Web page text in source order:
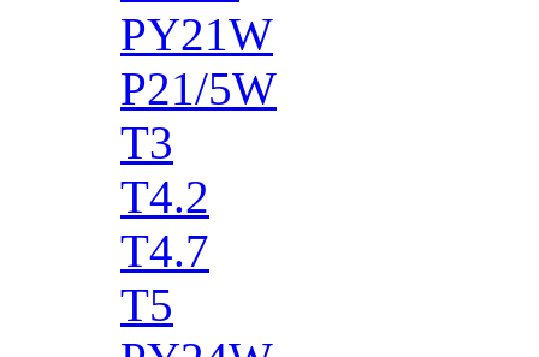
PY21W
P21/5W
T3
T4.2
T4.7
T5